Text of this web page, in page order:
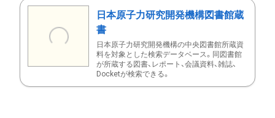
日本原子力研究開発機構図書館蔵
書
日本原子力研究開発機構の中央図書館所蔵資
料を対象とした検索データベース。同図書館
が所蔵する図書、レポート、会議資料、雑誌、
Docketが検索できる。